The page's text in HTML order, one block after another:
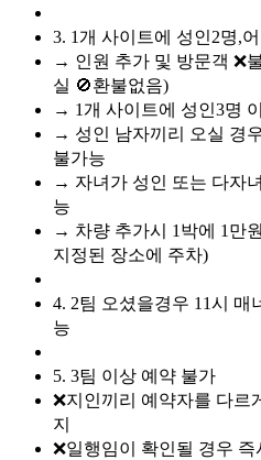
3. 1개 사이트에 성인2명,
→ 인원 추가 및 방문객 ❌
실 🚫환불없음)
→ 1개 사이트에 성인3명
→ 성인 남자끼리 오실 경
불가능
→ 자녀가 성인 또는 다자
능
→ 차량 추가시 1박에 1만
지정된 장소에 주차)
4. 2팀 오셨을경우 11시 매
능
5. 3팀 이상 예약 불가
❌지인끼리 예약자를 다르
지
❌일행임이 확인될 경우